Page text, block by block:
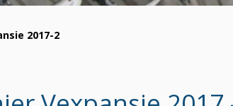
2017-2